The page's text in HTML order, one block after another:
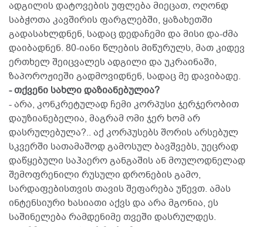
ადგილის დატოვების უფლება მიეცათ, ოღონდ
საბჭოთა კავშირის ფარგლებში, ყაზახეთში
გადასახლდნენ, სადაც დედაჩემი და მისი და-ძმა
დაიბადნენ. 80-იანი წლების მიწურულს, მათ კიდევ
ერთხელ შეიცვალეს ადგილი და უკრაინაში,
ზაპოროჟიეში გადმოვიდნენ, სადაც მე დავიბადე.
- თქვენი სახლი დაზიანებულია?
- არა, კონკრეტულად ჩემი კორპუსი ჯერჯერობით
დაუზიანებელია, მაგრამ ომი ჯერ ხომ არ
დასრულებულა?.. აქ კორპუსებს შორის არსებულ
სკვერში სათამაშოდ გამოსულ ბავშვებს, უეცრად
დაწყებული საჰაერო განგაშის ან მოულოდნელად
შემოფრენილი რუსული დრონების გამო,
სარდაფებისთვის თავის შეფარება უწევთ. ამას
ინტენსიური ხასიათი აქვს და არა მგონია, ეს
საშინელება რამდენიმე თვეში დასრულდეს.